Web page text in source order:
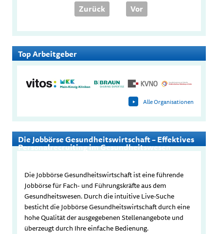
Zurück Vor
Top Arbeitgeber
Alle Organisationen
Die Jobbörse Gesundheitswirtschaft – Effektives
Personalrecruiting im Gesundheitswesen
Die Jobbörse Gesundheitswirtschaft ist eine führende
Jobbörse für Fach- und Führungskräfte aus dem
Gesundheitswesen. Durch die intuitive Live-Suche
besticht die Jobbörse Gesundheitswirtschaft durch eine
hohe Qualität der ausgegebenen Stellenangebote und
überzeugt durch Ihre einfache Bedienung.